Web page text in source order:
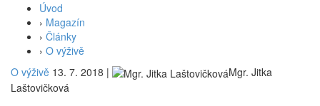
Úvod
› Magazín
› Články
› O výživě
O výživě 13. 7. 2018 |
Mgr. Jitka
Laštovičková